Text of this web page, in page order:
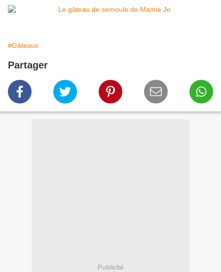
#Gâteaux
Partager
Publicité